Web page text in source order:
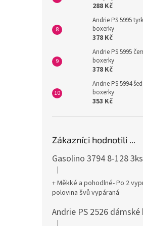
288 Kč
Andrie PS 5995
boxerky
378 Kč
Andrie PS 5995
boxerky
378 Kč
Andrie PS 5994
boxerky
353 Kč
Zákazníci hodnotili ...
Hodnocení produktu je 3 z 5
|
+ Měkké a pohodlné- Po 2
polovina švů vypáraná
Andrie PS 2526
|